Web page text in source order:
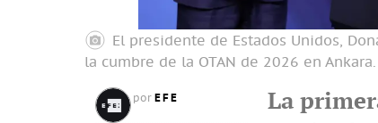
El presidente de Estados Unidos,
la cumbre de la OTAN de 2026 en Ankara.
por EFE
La